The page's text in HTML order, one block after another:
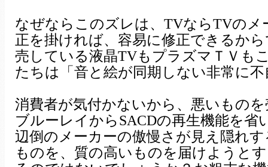
なぜならこのズレは、TVならTVの
正を掛ければ、容易に修正できるか
売している液晶TVもプラズマＴＶも
たちは「音と絵が同期しない非常に
消費者が気付かないから、悪いもの
ブルーレイからSACDの再生機能を
辺倒のメーカーの傲慢さが見え隠れ
ものを、質の高いものを届けようと